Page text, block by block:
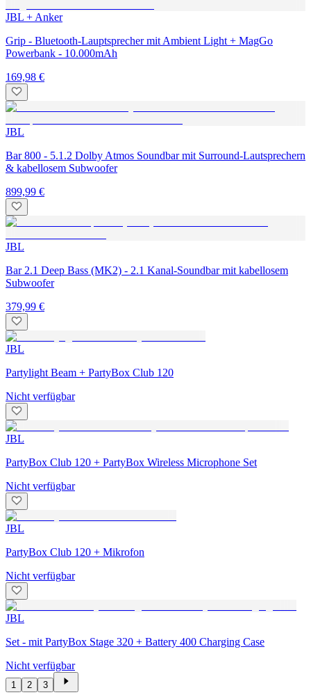
JBL + Anker
Grip - Bluetooth-Lauptsprecher mit Ambient Light + MagGo
Powerbank - 10.000mAh
169,98 €
JBL
Bar 800 - 5.1.2 Dolby Atmos Soundbar mit Surround-Lautsprechern
& kabellosem Subwoofer
899,99 €
JBL
Bar 2.1 Deep Bass (MK2) - 2.1 Kanal-Soundbar mit kabellosem
Subwoofer
379,99 €
JBL
Partylight Beam + PartyBox Club 120
Nicht verfügbar
JBL
PartyBox Club 120 + PartyBox Wireless Microphone Set
Nicht verfügbar
JBL
PartyBox Club 120 + Mikrofon
Nicht verfügbar
JBL
Set - mit PartyBox Stage 320 + Battery 400 Charging Case
Nicht verfügbar
1 2 3